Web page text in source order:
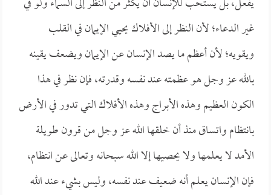
غير الدعاء؛ لأن النظر إلى الأفلاك يحيي الإيمان في القلب
ويقويه؛ لأن أعظم ما يصد الإنسان عن الإيمان ويضعف يقينه
بالله عز وجل هو عظمته عند نفسه وقدرته، فإن نظر في هذا
الكون العظيم وهذه الأبراج وهذه الأفلاك التي تدور في الأرض
بانتظام واتساق منذ أن خلقها الله عز وجل من قرون طويلة
الأمد لا يعلمها ولا يحصيها إلا الله سبحانه وتعالى عن انتظام،
فإن الإنسان يعلم أنه ضعيف عند نفسه، وليس بشيء عند الله